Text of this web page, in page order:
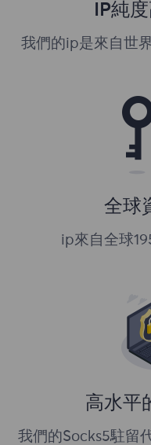
IP純
我們的ip是來自世
全球
ip來自全球
高水平
我們的Socks5駐留